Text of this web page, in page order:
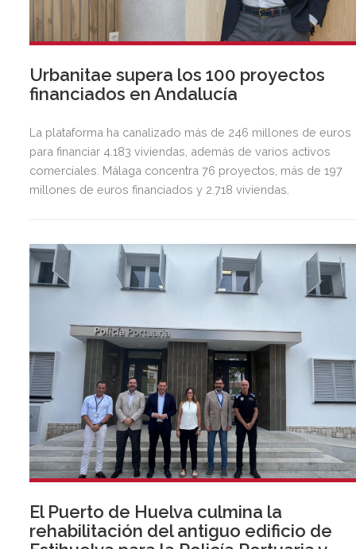
Urbanitae supera los 100 proyectos
financiados en Andalucía
La plataforma ha canalizado más de 246 millones de euros
para financiar 4.183 viviendas, además de varios activos
comerciales. Málaga concentra 76 proyectos, más de 197
millones de euros financiados y 2.718 viviendas.
El Puerto de Huelva culmina la
rehabilitación del antiguo edificio de